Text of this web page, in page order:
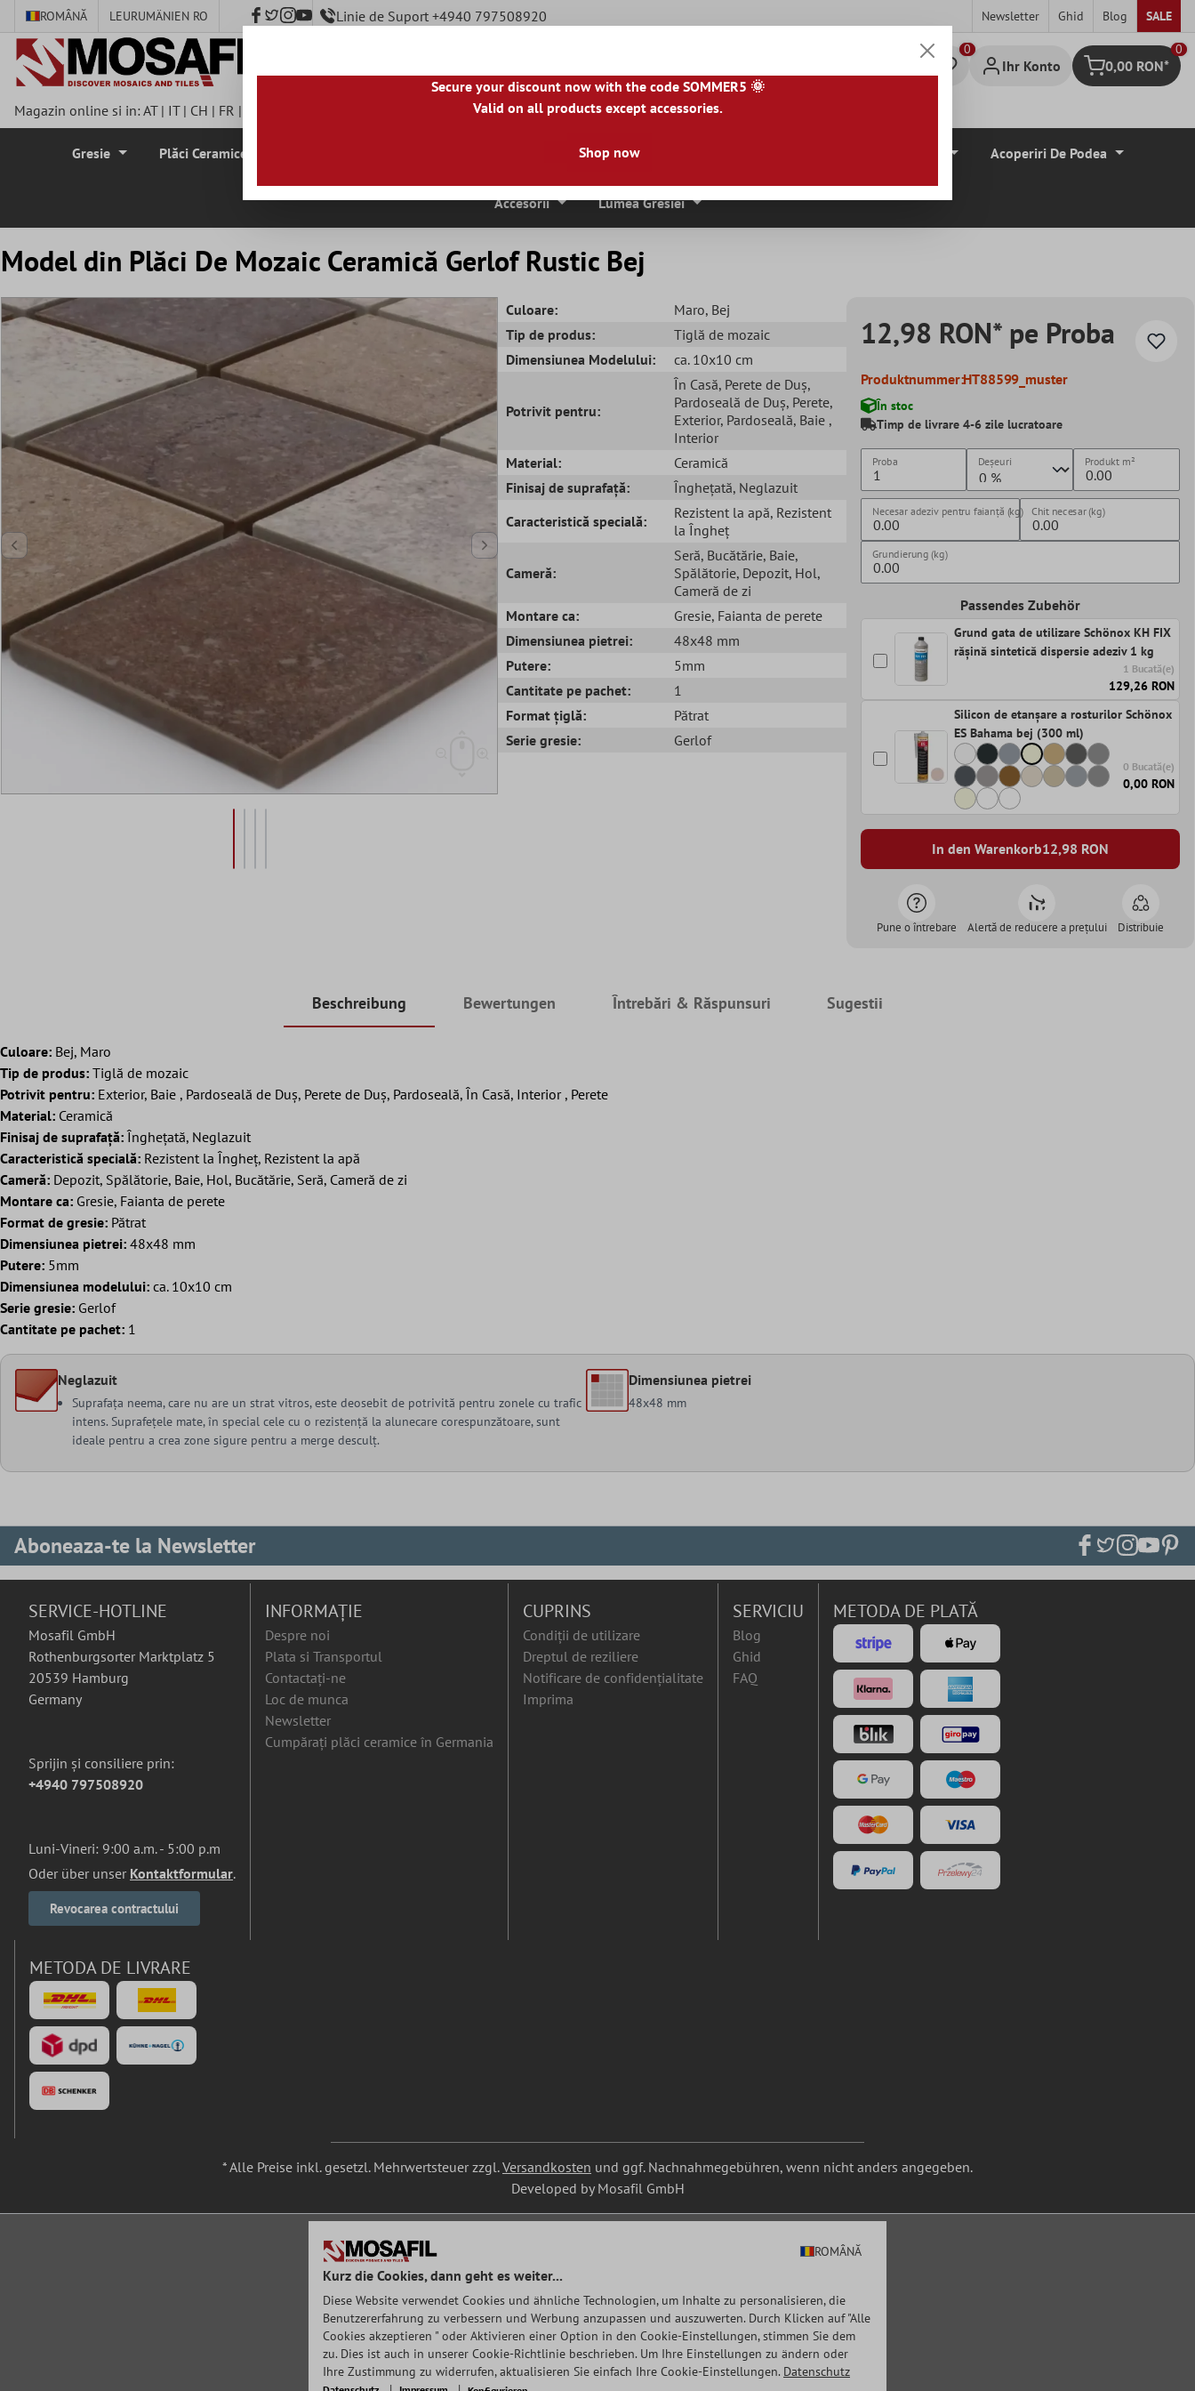
springen
ROMÂNĂ LEURUMÄNIEN RO Linie de Suport +4940 797508920 Newsletter Ghid Blog SALE
Ihr Konto Warenkorb
0
0,00 RON*
Magazin online si in:AT| IT| CH | FR | ES|PL|PT |FI |GR|RO |NO|HU|BG|HR|
Gresie Plăci Ceramice Pentru Pereti Placi De Piatra Naturala Acoperiri De Podea
Accesorii Lumea Gresiei
Model din Plăci De Mozaic Ceramică Gerlof Rustic Bej
Culoare: Maro, Bej
Tip de produs:
Tiglă de mozaic
Dimensiunea Modelului:
ca. 10x10 cm
Potrivit pentru:
În Casă, Perete de Duș,
Pardoseală de Duș, Perete,
Exterior, Pardoseală, Baie ,
Interior
Material:
Ceramică
Finisaj de suprafață:
Înghețată, Neglazuit
Caracteristică specială:
Rezistent la apă, Rezistent
la Îngheț
Cameră:
Seră, Bucătărie, Baie,
Spălătorie, Depozit, Hol,
Cameră de zi
Montare ca:
Gresie, Faianta de perete
Dimensiunea pietrei:
48x48 mm
Putere:
5mm
Cantitate pe pachet:
1
Format țiglă:
Pătrat
Serie gresie:
Gerlof
12,98 RON* pe Proba
Produktnummer:HT88599_muster
În stoc
Timp de livrare 4-6 zile lucratoare
Proba Deșeuri Produkt m²
Necesar adeziv pentru faianță (kg) Chit necesar (kg)
Grundierung (kg)
Passendes Zubehör
Grund gata de utilizare Schönox KH FIX
rășină sintetică dispersie adeziv 1 kg
1 Bucată(e)
129,26 RON
Silicon de etanșare a rosturilor Schönox
ES Bahama bej (300 ml)
0 Bucată(e)
0,00 RON
In den Warenkorb12,98 RON
Pune o întrebare Alertă de reducere a prețului Distribuie
Beschreibung Bewertungen Întrebări & Răspunsuri Sugestii
Culoare: Bej, Maro
Tip de produs: Tiglă de mozaic
Potrivit pentru: Exterior, Baie , Pardoseală de Duș, Perete de Duș, Pardoseală, În Casă, Interior , Perete
Material: Ceramică
Finisaj de suprafață: Înghețată, Neglazuit
Caracteristică specială: Rezistent la Îngheț, Rezistent la apă
Cameră: Depozit, Spălătorie, Baie, Hol, Bucătărie, Seră, Cameră de zi
Montare ca: Gresie, Faianta de perete
Format de gresie: Pătrat
Dimensiunea pietrei: 48x48 mm
Putere: 5mm
Dimensiunea modelului: ca. 10x10 cm
Serie gresie: Gerlof
Cantitate pe pachet: 1
Neglazuit
Suprafața neema, care nu are un strat vitros, este deosebit de potrivită pentru zonele cu trafic
intens. Suprafețele mate, în special cele cu o rezistență la alunecare corespunzătoare, sunt
ideale pentru a crea zone sigure pentru a merge desculț.
Dimensiunea pietrei
48x48 mm
Aboneaza-te la Newsletter
SERVICE-HOTLINE
Mosafil GmbH
Rothenburgsorter Marktplatz 5
20539 Hamburg
Germany
Sprijin și consiliere prin:
+4940 797508920
Luni-Vineri: 9:00 a.m. - 5:00 p.m
Oder über unser Kontaktformular.
Revocarea contractului
INFORMAȚIE
Despre noi
Plata si Transportul
Contactați-ne
Loc de munca
Newsletter
Cumpărați plăci ceramice în Germania
CUPRINS
Condiții de utilizare
Dreptul de reziliere
Notificare de confidențialitate
Imprima
SERVICIU
Blog
Ghid
FAQ
METODA DE PLATĂ
METODA DE LIVRARE
* Alle Preise inkl. gesetzl. Mehrwertsteuer zzgl.Versandkosten und ggf. Nachnahmegebühren, wenn nicht anders angegeben.
Developed by Mosafil GmbH
ROMÂNĂ
Kurz die Cookies, dann geht es weiter...
Diese Website verwendet Cookies und ähnliche Technologien, um Inhalte zu personalisieren, die
Benutzererfahrung zu verbessern und Werbung anzupassen und auszuwerten. Durch Klicken auf "Alle
Cookies akzeptieren " oder Aktivieren einer Option in den Cookie-Einstellungen, stimmen Sie dem
zu. Dies ist auch in unserer Cookie-Richtlinie beschrieben. Um Ihre Einstellungen zu ändern oder
Ihre Zustimmung zu widerrufen, aktualisieren Sie einfach Ihre Cookie-Einstellungen. Datenschutz
Secure your discount now with the code SOMMER5 🌞
Valid on all products except accessories.
Shop now